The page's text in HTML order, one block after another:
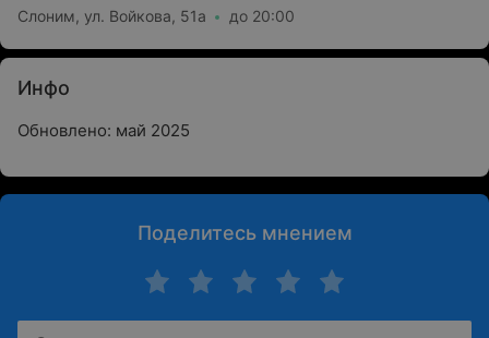
Слоним, ул. Войкова, 51а до 20:00
Инфо
Обновлено: май 2025
Поделитесь мнением